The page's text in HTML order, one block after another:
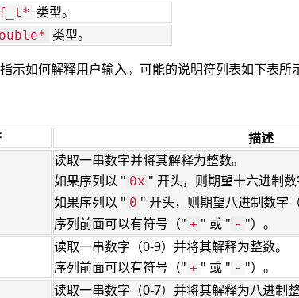
类型。
类型。
示如何解释用户输入。可能的说明符列表如下表所
描述
读取一串数字并将其解释为整数。
如果序列以 " 0x " 开头，则期望十六进制
如果序列以 " 0 " 开头，则期望八进制数字
序列前面可以有符号（" + " 或 " - "）。
读取一串数字（0-9）并将其解释为整数。
序列前面可以有符号（" + " 或 " - "）。
读取一串数字（0-7）并将其解释为八进制